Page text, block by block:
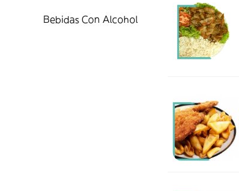
Bebidas Con Alcohol